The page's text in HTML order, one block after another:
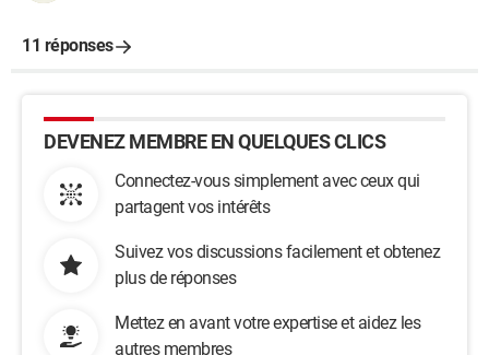
11 réponses
DEVENEZ MEMBRE EN QUELQUES CLICS
Connectez-vous simplement avec ceux qui
partagent vos intérêts
Suivez vos discussions facilement et obtenez
plus de réponses
Mettez en avant votre expertise et aidez les
autres membres